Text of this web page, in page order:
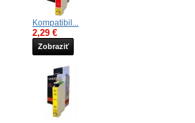
Kompatibil...
2,29 €
Zobraziť